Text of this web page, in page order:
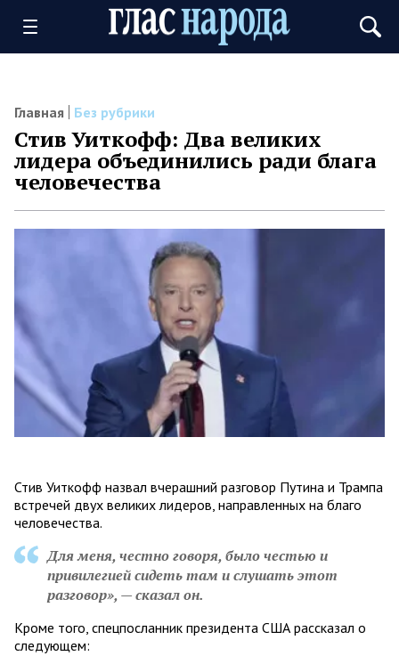
Главная Без рубрики
Стив Уиткофф: Два великих
лидера объединились ради блага
человечества
Стив Уиткофф назвал вчерашний разговор Путина и Трампа
встречей двух великих лидеров, направленных на благо
человечества.
Для меня, честно говоря, было честью и
привилегией сидеть там и слушать этот
разговор», — сказал он.
Кроме того, спецпосланник президента США рассказал о
следующем: